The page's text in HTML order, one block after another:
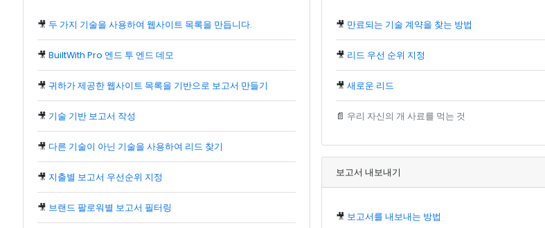
🎥 두 가지 기술을 사용하여 웹사이트 목록을 만듭니다.
🎥 BuiltWith Pro 엔드 투 엔드 데모
🎥 귀하가 제공한 웹사이트 목록을 기반으로 보고서 만들기
🎥 기술 기반 보고서 작성
🎥 다른 기술이 아닌 기술을 사용하여 리드 찾기
🎥 지출별 보고서 우선순위 지정
🎥 브랜드 팔로워별 보고서 필터링
🎥 만료되는 기술 계약을 찾는 방법
🎥 리드 우선 순위 지정
🎥새로운 리드
📄 우리 자신의 개 사료를 먹는 것
보고서 내보내기
🎥 보고서를 내보내는 방법